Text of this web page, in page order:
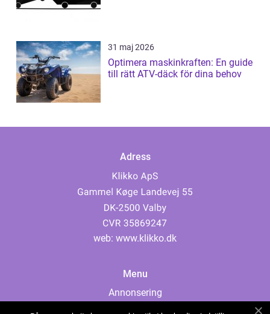
31 maj 2026
Optimera maskinkraften: En guide
till rätt ATV-däck för dina behov
Adress
web: www.klikko.dk
Menu
Annonsering